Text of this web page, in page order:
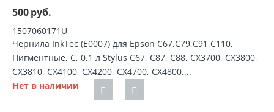
500руб.
1507060171U
Чернила InkTec (E0007) для Epson C67,C79,C91,C110,
Пигментные, C, 0,1 л Stylus C67, C87, C88, CX3700, CX3800,
CX3810, CX4100, CX4200, CX4700, CX4800,...
Нет в наличии